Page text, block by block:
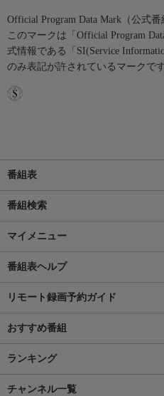
Official Program Data Mark（公式番
このマークは「Official Program
式情報である「SI(Service
のみ表記が許されているマークです
番組表
番組検索
マイメニュー
番組表ヘルプ
リモート録画予約ガイド
おすすめ番組
ランキング
チャンネル一覧